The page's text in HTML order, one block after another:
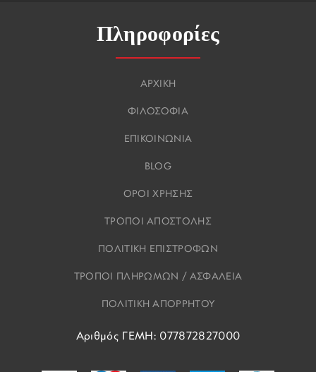
Πληροφορίες
ΑΡΧΙΚΗ
ΦΙΛΟΣΟΦΙΑ
ΕΠΙΚΟΙΝΩΝΙΑ
BLOG
ΟΡΟΙ ΧΡΗΣΗΣ
ΤΡΟΠΟΙ ΑΠΟΣΤΟΛΗΣ
ΠΟΛΙΤΙΚΗ ΕΠΙΣΤΡΟΦΩΝ
ΤΡΟΠΟΙ ΠΛΗΡΩΜΩΝ / ΑΣΦΑΛΕΙΑ
ΠΟΛΙΤΙΚΗ ΑΠΟΡΡΗΤΟΥ
Αριθμός ΓΕΜΗ: 077872827000